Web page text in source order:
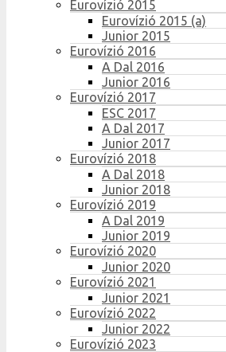
Eurovízió 2015
Eurovízió 2015 (a)
Junior 2015
Eurovízió 2016
A Dal 2016
Junior 2016
Eurovízió 2017
ESC 2017
A Dal 2017
Junior 2017
Eurovízió 2018
A Dal 2018
Junior 2018
Eurovízió 2019
A Dal 2019
Junior 2019
Eurovízió 2020
Junior 2020
Eurovízió 2021
Junior 2021
Eurovízió 2022
Junior 2022
Eurovízió 2023